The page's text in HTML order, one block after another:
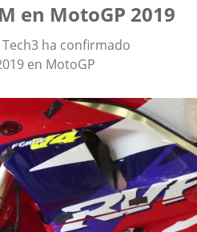
en MotoGP 2019
ha confirmado
en MotoGP